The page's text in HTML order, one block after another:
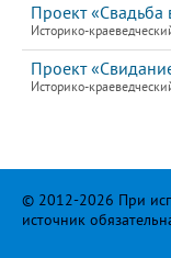
Проект «Свадьба
Историко-
Проект
Историко-
© 2012-2026 При
источник